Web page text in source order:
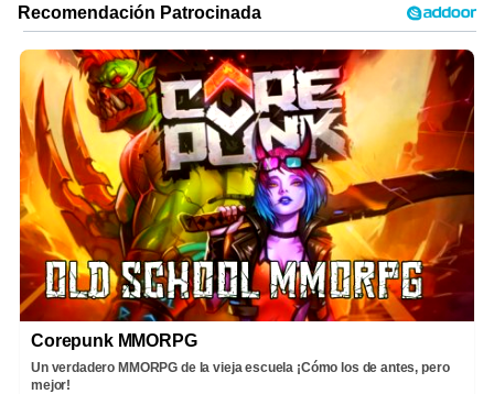
Corepunk MMORPG
Un verdadero MMORPG de la vieja escuela ¡Cómo los de antes, pero
mejor!